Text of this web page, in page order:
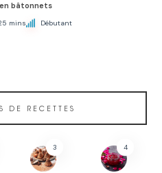
bâtonnets
mins Débutant
DE RECETTES
3 4